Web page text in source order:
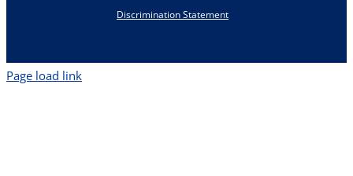
Discrimination Statement
Page load link